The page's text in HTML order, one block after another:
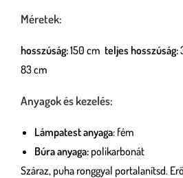
Méretek:
hosszúság:150 cm teljes hosszúság:
83 cm
Anyagok és kezelés:
Lámpatest anyaga: fém
Búra anyaga: polikarbonát
Száraz, puha ronggyal portalanítsd.